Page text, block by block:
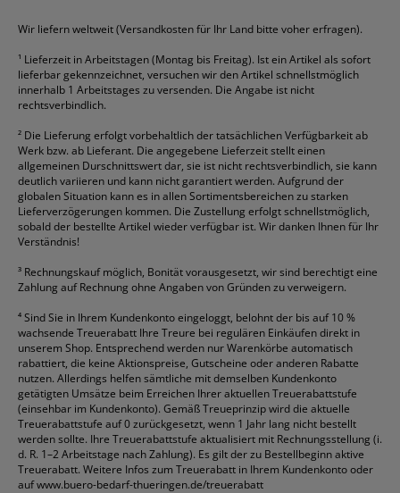
HP
alle Marken anzeigen
Wir liefern weltweit (Versandkosten für Ihr Land bitte voher erfragen).
¹ Lieferzeit in Arbeitstagen (Montag bis Freitag). Ist ein Artikel als sofort
lieferbar gekennzeichnet, versuchen wir den Artikel schnellstmöglich
innerhalb 1 Arbeitstages zu versenden. Die Angabe ist nicht
rechtsverbindlich.
² Die Lieferung erfolgt vorbehaltlich der tatsächlichen Verfügbarkeit ab
Werk bzw. ab Lieferant. Die angegebene Lieferzeit stellt einen
allgemeinen Durschnittswert dar, sie ist nicht rechtsverbindlich, sie kann
deutlich variieren und kann nicht garantiert werden. Aufgrund der
globalen Situation kann es in allen Sortimentsbereichen zu starken
Lieferverzögerungen kommen. Die Zustellung erfolgt schnellstmöglich,
sobald der bestellte Artikel wieder verfügbar ist. Wir danken Ihnen für Ihr
Verständnis!
³ Rechnungskauf möglich, Bonität vorausgesetzt, wir sind berechtigt eine
Zahlung auf Rechnung ohne Angaben von Gründen zu verweigern.
⁴Sind Sie in Ihrem Kundenkonto eingeloggt, belohnt der bis auf 10 %
wachsende Treuerabatt Ihre Treure bei regulären Einkäufen direkt in
unserem Shop. Entsprechend werden nur Warenkörbe automatisch
rabattiert, die keine Aktionspreise, Gutscheine oder anderen Rabatte
nutzen. Allerdings helfen sämtliche mit demselben Kundenkonto
getätigten Umsätze beim Erreichen Ihrer aktuellen Treuerabattstufe
(einsehbar im Kundenkonto). Gemäß Treueprinzip wird die aktuelle
Treuerabattstufe auf 0 zurückgesetzt, wenn 1 Jahr lang nicht bestellt
werden sollte. Ihre Treuerabattstufe aktualisiert mit Rechnungsstellung (i.
d. R. 1–2 Arbeitstage nach Zahlung). Es gilt der zu Bestellbeginn aktive
Treuerabatt. Weitere Infos zum Treuerabatt in Ihrem Kundenkonto oder
aufwww.buero-bedarf-thueringen.de/treuerabatt